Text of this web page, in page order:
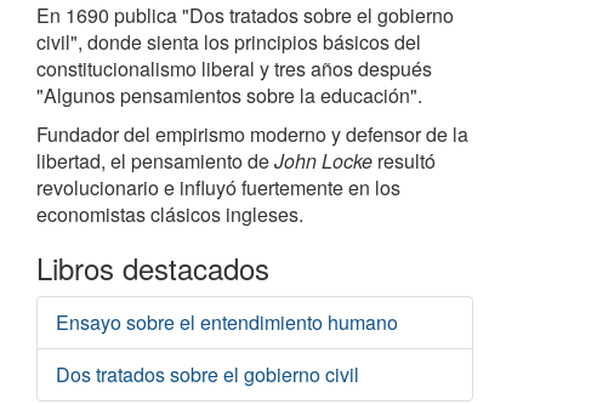
En 1690 publica "Dos tratados sobre el gobierno
civil", donde sienta los principios básicos del
constitucionalismo liberal y tres años después
"Algunos pensamientos sobre la educación".
Fundador del empirismo moderno y defensor de la
libertad, el pensamiento deJohn Locke resultó
revolucionario e influyó fuertemente en los
economistas clásicos ingleses.
Libros destacados
Ensayo sobre el entendimiento humano
Dos tratados sobre el gobierno civil